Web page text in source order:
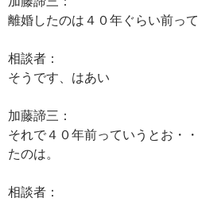
離婚したのは４０年ぐらい前っ
相談者：
そうです、はあい
加藤諦三：
それで４０年前っていうとお・
たのは。
相談者：